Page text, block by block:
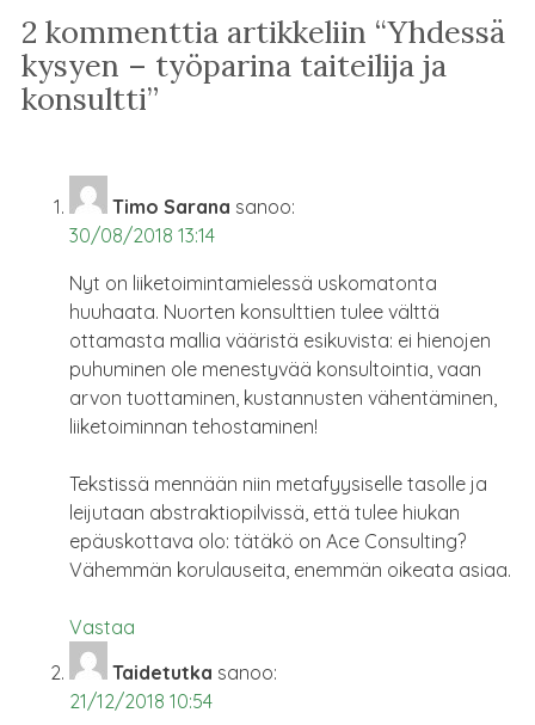
2 kommenttia artikkeliin “Yhdessä
kysyen – työparina taiteilija ja
konsultti”
Timo Sarana sanoo:
30/08/2018 13:14
Nyt on liiketoimintamielessä uskomatonta
huuhaata. Nuorten konsulttien tulee välttä
ottamasta mallia vääristä esikuvista: ei hienojen
puhuminen ole menestyvää konsultointia, vaan
arvon tuottaminen, kustannusten vähentäminen,
liiketoiminnan tehostaminen!
Tekstissä mennään niin metafyysiselle tasolle ja
leijutaan abstraktiopilvissä, että tulee hiukan
epäuskottava olo: tätäkö on Ace Consulting?
Vähemmän korulauseita, enemmän oikeata asiaa.
Vastaa
Taidetutka sanoo:
21/12/2018 10:54